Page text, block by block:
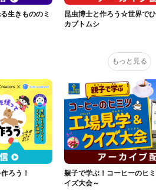
生きもののミ
昆虫博士と作ろう☆世界で
カブトムシ
もっと見る
ろう！
親子で学ぶ！コーヒーのヒ
イズ大会～